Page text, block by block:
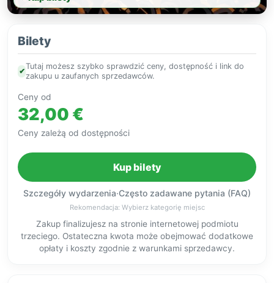
Bilety
✔
Tutaj możesz szybko sprawdzić ceny, dostępność i link do
zakupu u zaufanych sprzedawców.
Ceny od
32,00 €
Ceny zależą od dostępności
Kup bilety
Szczegóły wydarzenia·Często zadawane pytania (FAQ)
Rekomendacja: Wybierz kategorię miejsc
Zakup finalizujesz na stronie internetowej podmiotu
trzeciego. Ostateczna kwota może obejmować dodatkowe
opłaty i koszty zgodnie z warunkami sprzedawcy.